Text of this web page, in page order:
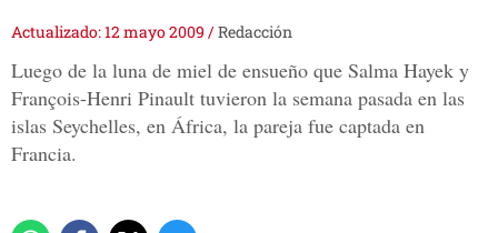
Actualizado: 12 mayo 2009 /Redacción
Luego de la luna de miel de ensueño que Salma Hayek y
François-Henri Pinault tuvieron la semana pasada en las
islas Seychelles, en África, la pareja fue captada en
Francia.